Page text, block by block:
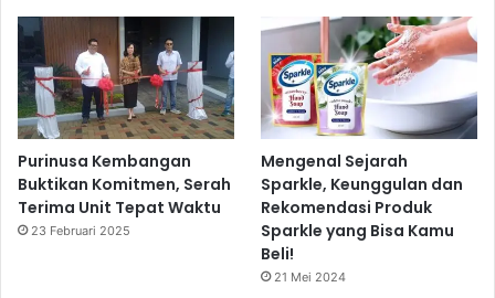
Purinusa Kembangan
Buktikan Komitmen, Serah
Terima Unit Tepat Waktu
23 Februari 2025
Mengenal Sejarah
Sparkle, Keunggulan dan
Rekomendasi Produk
Sparkle yang Bisa Kamu
Beli!
21 Mei 2024